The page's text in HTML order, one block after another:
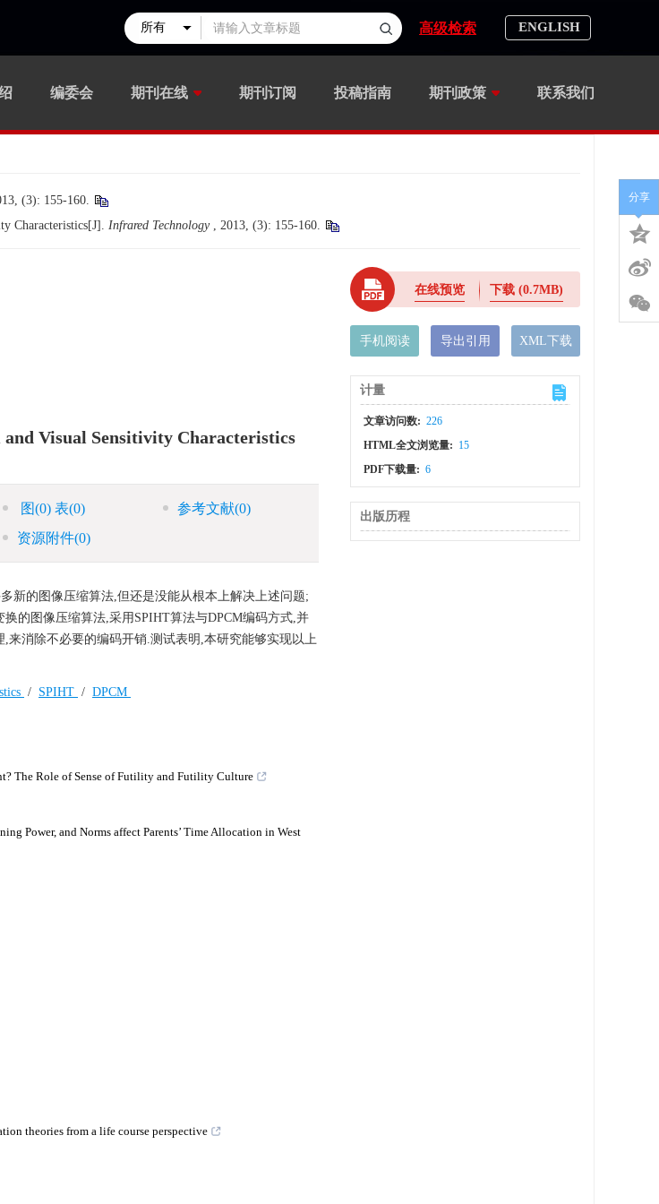
高级检索 ENGLISH
编委会 期刊在线 期刊订阅 投稿指南 期刊政策 联系我们
(3): 155-160.
Characteristics[J]. Infrared Technology , 2013, (3): 155-160.
Visual Sensitivity Characteristics
图(0) 表(0) 参考文献(0)
资源附件(0)
新的图像压缩算法,但还是没能从根本上解决上述问题;
的图像压缩算法,采用SPIHT算法与DPCM编码方式,并
消除不必要的编码开销.测试表明,本研究能够实现以上
/ SPIHT / DPCM
The Role of Sense of Futility and Futility Culture
Power, and Norms affect Parents’ Time Allocation in West
theories from a life course perspective
在线预览 下载(0.7MB)
手机阅读 导出引用 XML下载
计量
文章访问数: 226
HTML全文浏览量: 15
PDF下载量: 6
出版历程
分享